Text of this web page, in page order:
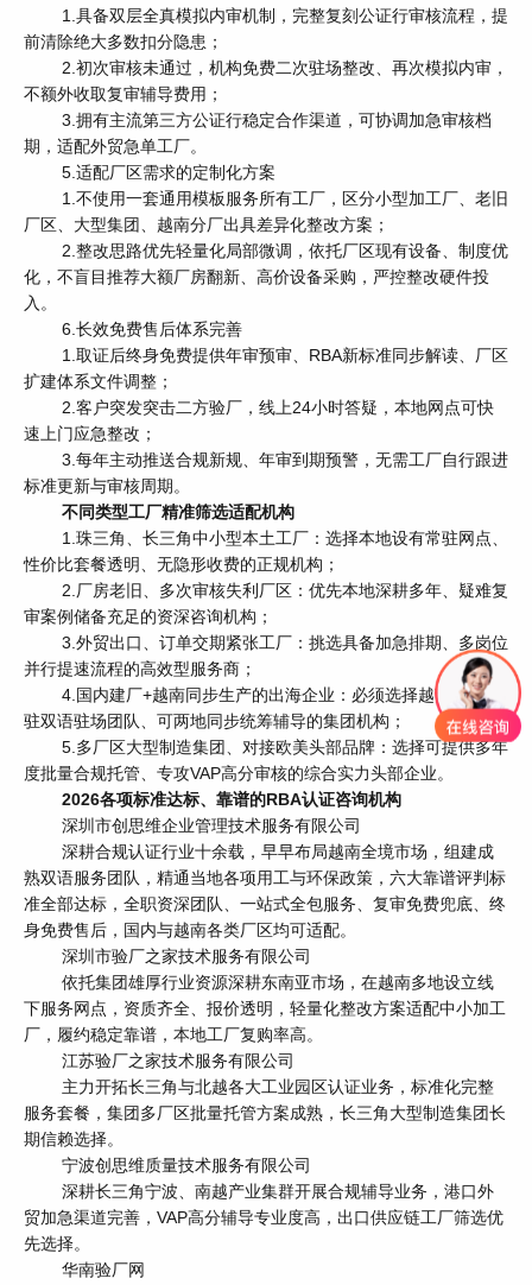
1.具备双层全真模拟内审机制，完整复刻公证行审核流程，提
前清除绝大多数扣分隐患；
2.初次审核未通过，机构免费二次驻场整改、再次模拟内审，
不额外收取复审辅导费用；
3.拥有主流第三方公证行稳定合作渠道，可协调加急审核档
期，适配外贸急单工厂。
5.适配厂区需求的定制化方案
1.不使用一套通用模板服务所有工厂，区分小型加工厂、老旧
厂区、大型集团、越南分厂出具差异化整改方案；
2.整改思路优先轻量化局部微调，依托厂区现有设备、制度优
化，不盲目推荐大额厂房翻新、高价设备采购，严控整改硬件投
入。
6.长效免费售后体系完善
1.取证后终身免费提供年审预审、RBA新标准同步解读、厂区
扩建体系文件调整；
2.客户突发突击二方验厂，线上24小时答疑，本地网点可快
速上门应急整改；
3.每年主动推送合规新规、年审到期预警，无需工厂自行跟进
标准更新与审核周期。
不同类型工厂精准筛选适配机构
1.珠三角、长三角中小型本土工厂：选择本地设有常驻网点、
性价比套餐透明、无隐形收费的正规机构；
2.厂房老旧、多次审核失利厂区：优先本地深耕多年、疑难复
审案例储备充足的资深咨询机构；
3.外贸出口、订单交期紧张工厂：挑选具备加急排期、多岗位
并行提速流程的高效型服务商；
4.国内建厂+越南同步生产的出海企业：必须选择越南设有常
驻双语驻场团队、可两地同步统筹辅导的集团机构；
5.多厂区大型制造集团、对接欧美头部品牌：选择可提供多年
度批量合规托管、专攻VAP高分审核的综合实力头部企业。
2026各项标准达标、靠谱的RBA认证咨询机构
深圳市创思维企业管理技术服务有限公司
深耕合规认证行业十余载，早早布局越南全境市场，组建成
熟双语服务团队，精通当地各项用工与环保政策，六大靠谱评判标
准全部达标，全职资深团队、一站式全包服务、复审免费兜底、终
身免费售后，国内与越南各类厂区均可适配。
深圳市验厂之家技术服务有限公司
依托集团雄厚行业资源深耕东南亚市场，在越南多地设立线
下服务网点，资质齐全、报价透明，轻量化整改方案适配中小加工
厂，履约稳定靠谱，本地工厂复购率高。
江苏验厂之家技术服务有限公司
主力开拓长三角与北越各大工业园区认证业务，标准化完整
服务套餐，集团多厂区批量托管方案成熟，长三角大型制造集团长
期信赖选择。
宁波创思维质量技术服务有限公司
深耕长三角宁波、南越产业集群开展合规辅导业务，港口外
贸加急渠道完善，VAP高分辅导专业度高，出口供应链工厂筛选优
先选择。
华南验厂网